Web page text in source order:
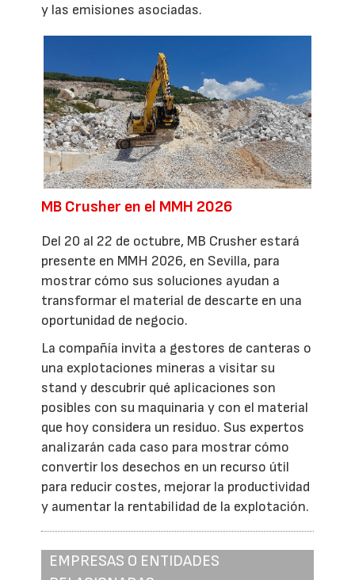
y las emisiones asociadas.
MB Crusher en el MMH 2026
Del 20 al 22 de octubre, MB Crusher estará
presente en MMH 2026, en Sevilla, para
mostrar cómo sus soluciones ayudan a
transformar el material de descarte en una
oportunidad de negocio.
La compañía invita a gestores de canteras o
una explotaciones mineras a visitar su
stand y descubrir qué aplicaciones son
posibles con su maquinaria y con el material
que hoy considera un residuo. Sus expertos
analizarán cada caso para mostrar cómo
convertir los desechos en un recurso útil
para reducir costes, mejorar la productividad
y aumentar la rentabilidad de la explotación.
EMPRESAS O ENTIDADES